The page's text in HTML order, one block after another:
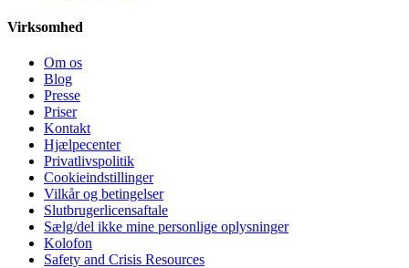
Virksomhed
Om os
Blog
Presse
Priser
Kontakt
Hjælpecenter
Privatlivspolitik
Cookieindstillinger
Vilkår og betingelser
Slutbrugerlicensaftale
Sælg/del ikke mine personlige oplysninger
Kolofon
Safety and Crisis Resources